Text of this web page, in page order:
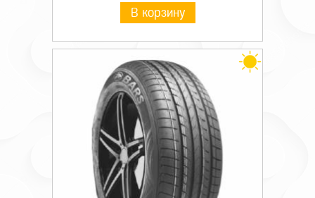
В корзину